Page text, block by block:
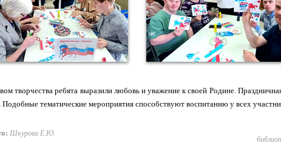
творчества ребята выразили любовь и уважение к своей Родине.
Подобные тематические мероприятия способствуют воспитанию у всех
Шкурова Е.Ю.